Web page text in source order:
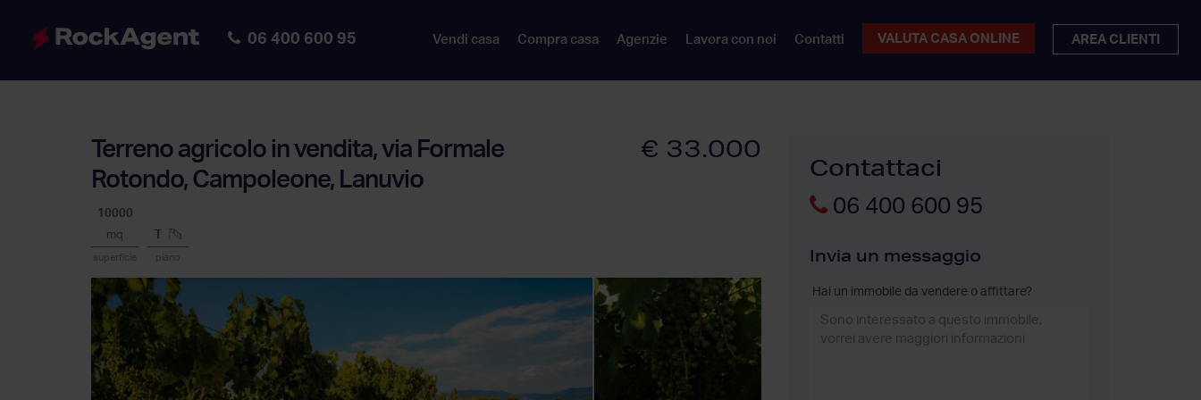
06 400 600 95 Vendi casa Compra casa Agenzie Lavora con noi Contatti VALUTA CASA ONLINE AREA CLIENTI
Terreno agricolo in vendita, via Formale
Rotondo, Campoleone, Lanuvio
€ 33.000
10000
mq
superficie piano
Contattaci
06 400 600 95
Invia un messaggio
Hai un immobile da vendere o affittare?